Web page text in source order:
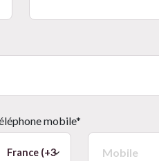
mobile*